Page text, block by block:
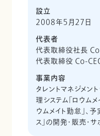
設立
2008年5月27日
代表者
代表取締役社長
代表取締役 Co-
事業内容
タレントマネジメン
理システム「ロウムメ
ウムメイト勤怠」、
ス」の開発・販売・サ